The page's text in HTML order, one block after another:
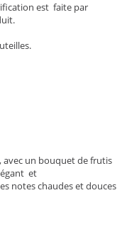
est faite par
avec un bouquet de frutis
et
notes chaudes et douces